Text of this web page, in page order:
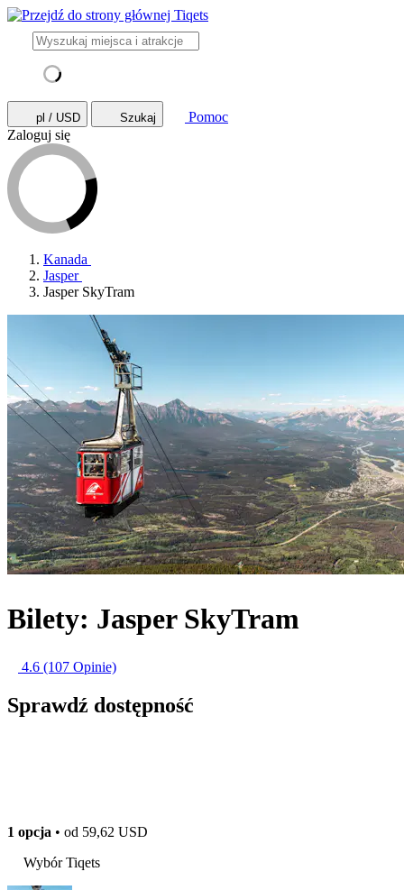
pl / USD Szukaj
Pomoc
Zaloguj się
Kanada
Jasper
Jasper SkyTram
Bilety: Jasper SkyTram
4.6 (107 Opinie)
Sprawdź dostępność
1 opcja • od 59,62 USD
Wybór Tiqets